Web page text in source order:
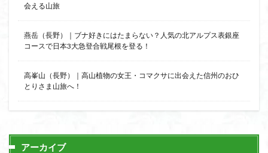
会える山旅
燕岳（長野）｜ブナ好きにはたまらない？人気の北アルプス表銀座
コースで日本3大急登合戦尾根を登る！
高峯山（長野）｜高山植物の女王・コマクサに出会えた信州のおひ
とりさま山旅へ！
アーカイブ